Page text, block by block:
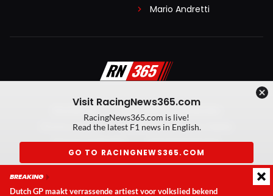
Mario Andretti
Algemene voorwaarden
Privacy Policy
Created by On Your Marks
Privacy manager
Kansspeluitingen
Visit RacingNews365.com
RacingNews365.com is live!
Read the latest F1 news in English.
GO TO RACINGNEWS365.COM
BREAKING
Dutch GP maakt verrassende artiest voor volkslied bekend